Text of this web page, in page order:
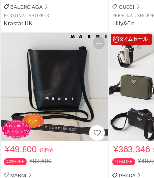
BALENCIAGA
PERSONAL SHOPPER
Krastar UK
GUCCI
PERSONAL
Lilly&Co
¥49,800送料込
40%OFF ¥83,600
MARNI
タイムセール
¥363,346
10%OFF
PRADA